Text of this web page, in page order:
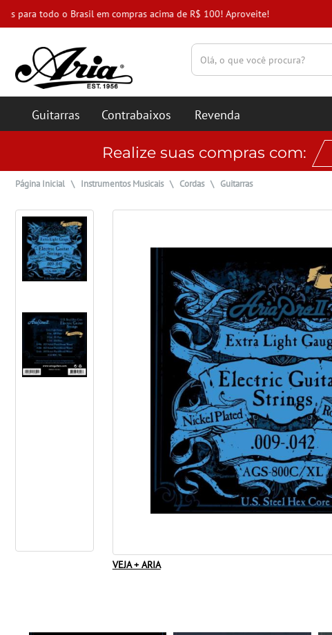
Guitarras Contrabaixos Revenda
Realize suas compras com:
Página Inicial \ Instrumentos Musicais\ Cordas\ Guitarras
VEJA + ARIA